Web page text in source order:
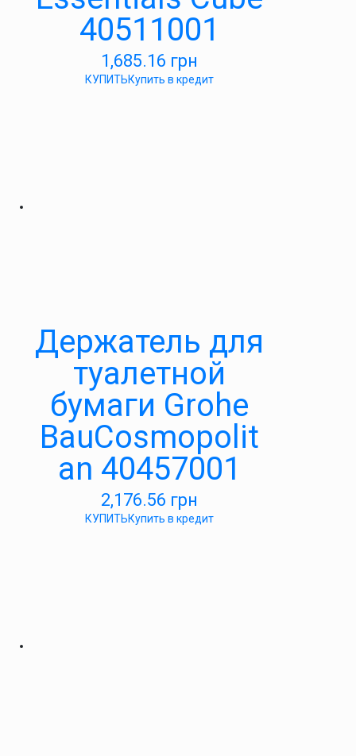
40511001
1,685.16 грн
КУПИТЬКупить в кредит
Держатель для
туалетной
бумаги Grohe
BauCosmopolit
an 40457001
2,176.56 грн
КУПИТЬКупить в кредит